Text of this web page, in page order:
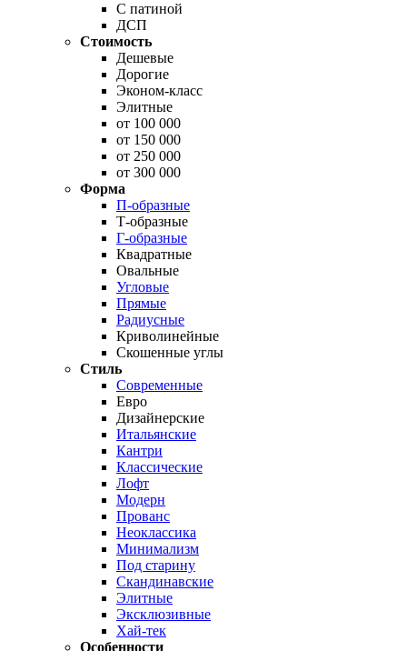
С патиной
ДСП
Стоимость
Дешевые
Дорогие
Эконом-класс
Элитные
от 100 000
от 150 000
от 250 000
от 300 000
Форма
П-образные
Т-образные
Г-образные
Квадратные
Овальные
Угловые
Прямые
Радиусные
Криволинейные
Скошенные углы
Стиль
Современные
Евро
Дизайнерские
Итальянские
Кантри
Классические
Лофт
Модерн
Прованс
Неоклассика
Минимализм
Под старину
Скандинавские
Элитные
Эксклюзивные
Хай-тек
Особенности